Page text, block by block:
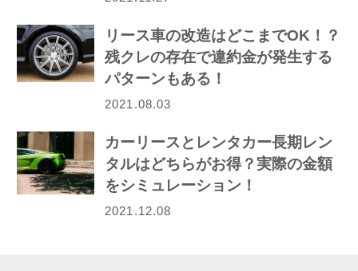
リース車の改造はどこまでOK！？
残クレの存在で違約金が発生する
パターンもある！
2021.08.03
カーリースとレンタカー長期レン
タルはどちらがお得？実際の金額
をシミュレーション！
2021.12.08